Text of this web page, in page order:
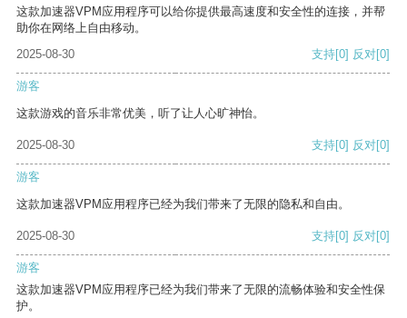
这款加速器VPM应用程序可以给你提供最高速度和安全性的连接，并帮
助你在网络上自由移动。
2025-08-30
支持[0] 反对[0]
游客
这款游戏的音乐非常优美，听了让人心旷神怡。
2025-08-30 支持[0] 反对[0]
游客
这款加速器VPM应用程序已经为我们带来了无限的隐私和自由。
2025-08-30 支持[0] 反对[0]
游客
这款加速器VPM应用程序已经为我们带来了无限的流畅体验和安全性保
护。